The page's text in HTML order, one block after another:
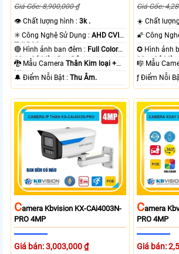
Giá Gốc: 8,900,000 ₫
👁 Chất lượng hình :3k .
✳️ Công Nghệ Sử Dụng :AHD CVI
TVI BCS.
🔴 Hình ảnh ban đêm : Full Color
80m Có Màu Ban Ðêm.
🐉️ Mẫu CameraThân Kim loại +
Nhựa.
️🔔 Điểm Nỗi Bật :Thu Âm.
Giá Gốc:
☀️ Chất
30m Có
🎼️ Mẫu
CAmera Kbvision KX-CAi4003N-
PRO 4MP
Giá bán: 3,003,000 ₫
CAmera
PRO 4MP
Giá bán: